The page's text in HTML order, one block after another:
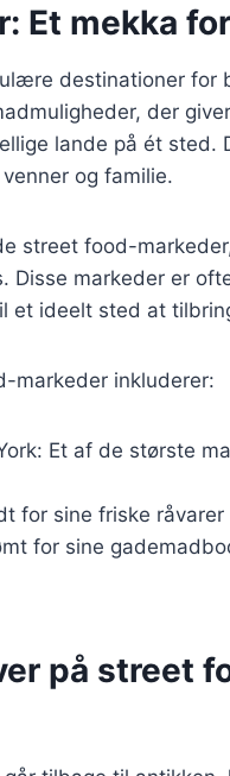
Et mekka
destinationer for
der
lande på ét sted.
og familie.
street food-
Disse markeder er
et ideelt sted at
markeder inkluderer:
Et af de største
for sine friske
for sine
på street